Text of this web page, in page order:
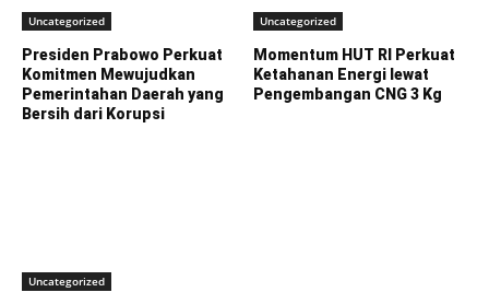
Uncategorized
Presiden Prabowo Perkuat
Komitmen Mewujudkan
Pemerintahan Daerah yang
Bersih dari Korupsi
Uncategorized
Momentum HUT RI Perkuat
Ketahanan Energi lewat
Pengembangan CNG 3 Kg
Uncategorized